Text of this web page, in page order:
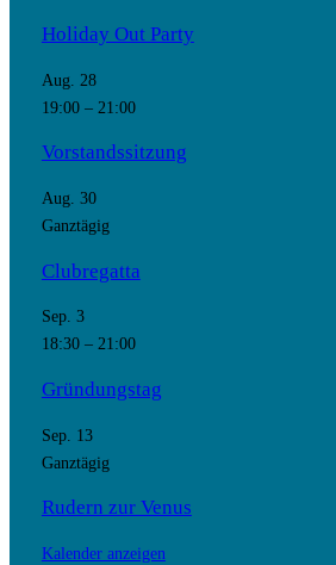
Holiday Out Party
Aug. 28
19:00– 21:00
Vorstandssitzung
Aug. 30
Ganztägig
Clubregatta
Sep. 3
18:30– 21:00
Gründungstag
Sep. 13
Ganztägig
Rudern zur Venus
Kalender anzeigen